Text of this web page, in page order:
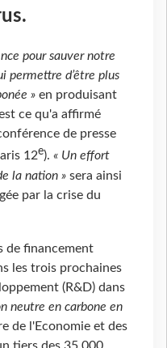
pour sauver notre
permettre d’être plus
» en produisant
ce qu'a affirmé
de presse
12e). « Un effort
la nation » sera ainsi
par la crise du
de financement
les trois prochaines
(R&D) dans
neutre en carbone en
de l'Economie et des
tiers des 35 000